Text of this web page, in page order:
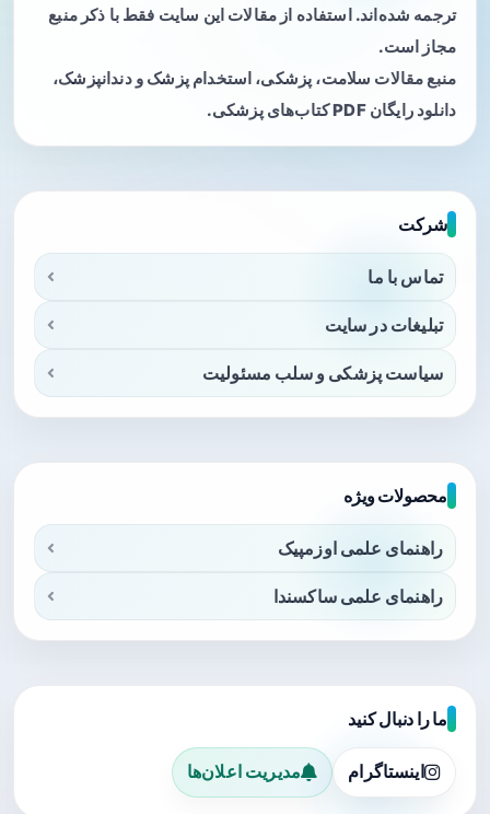
ترجمه شده‌اند. استفاده از مقالات این سایت فقط با ذکر منبع
مجاز است.
منبع مقالات سلامت، پزشکی، استخدام پزشک و دندانپزشک،
دانلود رایگان PDF کتاب‌های پزشکی.
شرکت
تماس با ما
تبلیغات در سایت
سیاست پزشکی و سلب مسئولیت
محصولات ویژه
راهنمای علمی اوزمپیک
راهنمای علمی ساکسندا
ما را دنبال کنید
اینستاگرام مدیریت اعلان‌ها